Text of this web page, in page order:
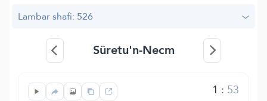
Lambar shafi: 526
Sûretu'n-Necm
1 : 53